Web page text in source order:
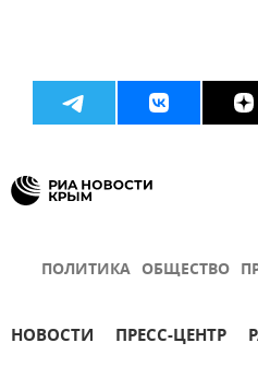
ПОЛИТИКА ОБЩЕСТВО
НОВОСТИ ПРЕСС-ЦЕНТР